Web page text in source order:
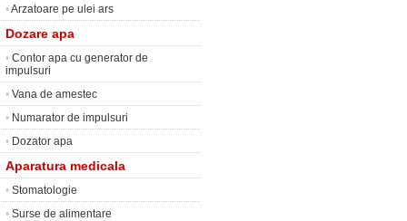
•Arzatoare pe ulei ars
Dozare apa
• Contor apa cu generator de
impulsuri
• Vana de amestec
• Numarator de impulsuri
• Dozator apa
Aparatura medicala
• Stomatologie
• Surse de alimentare